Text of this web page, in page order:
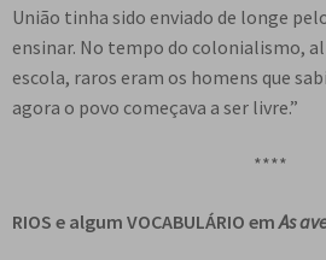
União tinha sido enviado de longe
ensinar. No tempo do colonialismo,
escola, raros eram os homens que
agora o povo começava a ser livre.”
****
RIOS e algum VOCABULÁRIO emAs